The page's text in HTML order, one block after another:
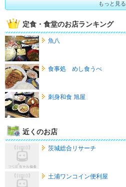
もっと見る
定食・食堂のお店ランキング
魚八
食事処 めし食うべ
刺身和食 旭屋
近くのお店
茨城総合リサーチ
土浦ワンコイン便利屋